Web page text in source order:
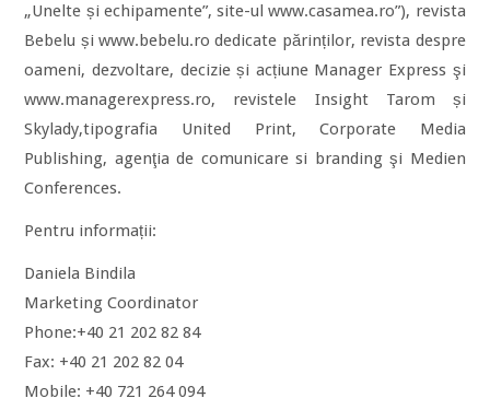
„Unelte și echipamente”, site-ul www.casamea.ro”), revista
Bebelu și www.bebelu.ro dedicate părinților, revista despre
oameni, dezvoltare, decizie și acțiune Manager Express şi
www.managerexpress.ro, revistele Insight Tarom și
Skylady,tipografia United Print, Corporate Media
Publishing, agenţia de comunicare si branding şi Medien
Conferences.
Pentru informații:
Daniela Bindila
Marketing Coordinator
Phone:+40 21 202 82 84
Fax: +40 21 202 82 04
Mobile: +40 721 264 094